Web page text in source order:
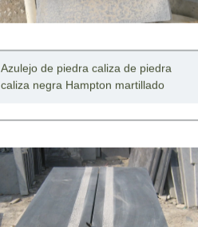
Azulejo de piedra caliza de piedra
caliza negra Hampton martillado